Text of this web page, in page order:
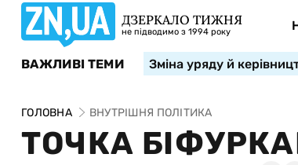
ДЗЕРКАЛО ТИЖНЯ
не підводимо з 1994 року
ВАЖЛИВІ ТЕМИ Зміна уряду й
ГОЛОВНА ВНУТРІШНЯ ПОЛІТИКА
ТОЧКА